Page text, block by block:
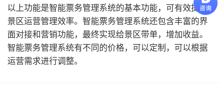
以上功能是智能票务管理系统的基本功能，可有效提高
景区运营管理效率。智能票务管理系统还包含丰富的界
面对接和营销功能，最终实现给景区带单，增加收益。
智能票务管理系统有不同的价格，可以定制，可以根据
运营需求进行调整。